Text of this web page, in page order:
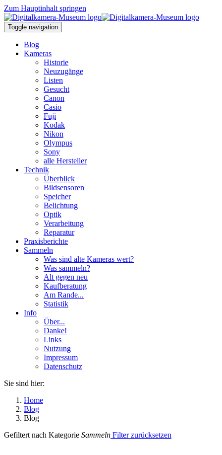
Zum Hauptinhalt springen
Toggle navigation
Blog
Kameras
Historie
Neuzugänge
Listen
Gesucht
Canon
Casio
Fuji
Kodak
Nikon
Olympus
Sony
alle Hersteller
Technik
Überblick
Bildsensoren
Speicher
Belichtung
Optik
Verarbeitung
Reparatur
Praxisberichte
Sammeln
Was sind alte Kameras wert?
Was sammeln?
Alt gegen neu
Kaufberatung
Am Rande...
Statistik
Info
Über...
Danke!
Links
Nutzung
Impressum
Datenschutz
Sie sind hier:
Home
Blog
Blog
Gefiltert nach Kategorie Sammeln Filter zurücksetzen